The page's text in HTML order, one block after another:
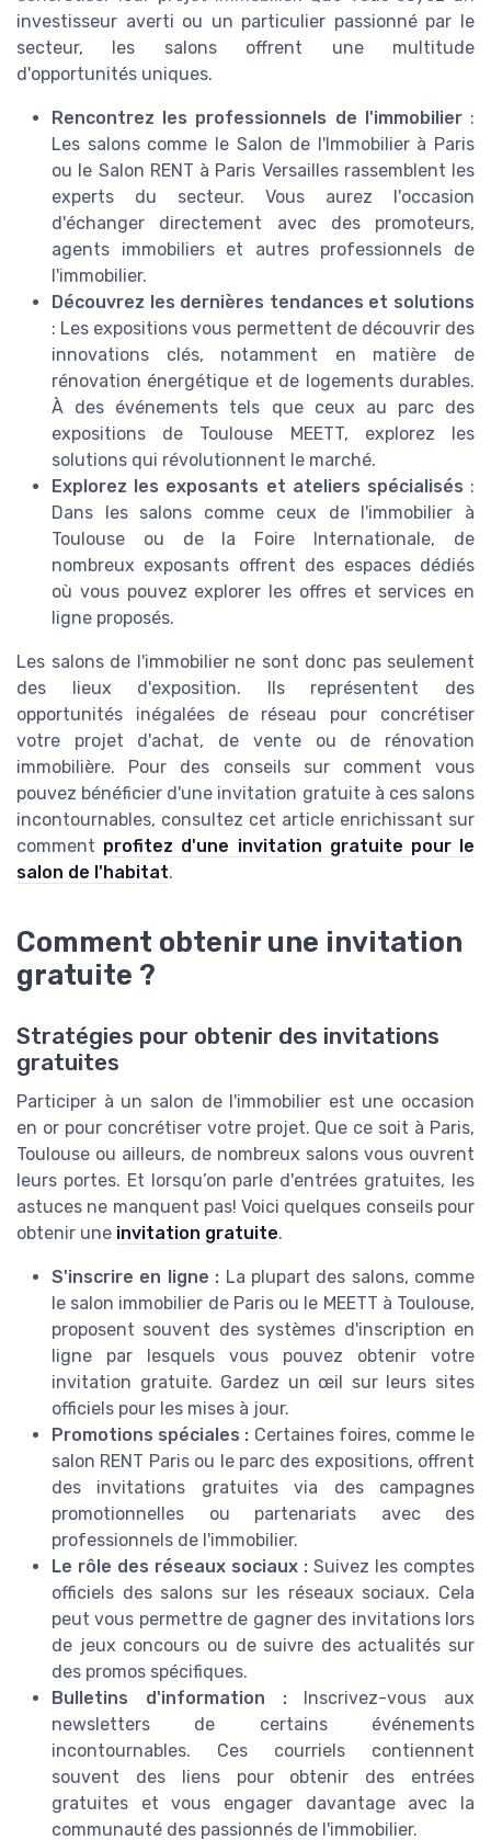
investisseur averti ou un particulier passionné par le
secteur, les salons offrent une multitude
d'opportunités uniques.
Rencontrez les professionnels de l'immobilier:
Les salons comme le Salon de l'Immobilier à Paris
ou le Salon RENT à Paris Versailles rassemblent les
experts du secteur. Vous aurez l'occasion
d'échanger directement avec des promoteurs,
agents immobiliers et autres professionnels de
l'immobilier.
Découvrez les dernières tendances et solutions
: Les expositions vous permettent de découvrir des
innovations clés, notamment en matière de
rénovation énergétique et de logements durables.
À des événements tels que ceux au parc des
expositions de Toulouse MEETT, explorez les
solutions qui révolutionnent le marché.
Explorez les exposants et ateliers spécialisés :
Dans les salons comme ceux de l'immobilier à
Toulouse ou de la Foire Internationale, de
nombreux exposants offrent des espaces dédiés
où vous pouvez explorer les offres et services en
ligne proposés.
Les salons de l'immobilier ne sont donc pas seulement
des lieux d'exposition. Ils représentent des
opportunités inégalées de réseau pour concrétiser
votre projet d'achat, de vente ou de rénovation
immobilière. Pour des conseils sur comment vous
pouvez bénéficier d'une invitation gratuite à ces salons
incontournables, consultez cet article enrichissant sur
comment profitez d'une invitation gratuite pour le
salon de l'habitat.
Comment obtenir une invitation
gratuite ?
Stratégies pour obtenir des invitations
gratuites
Participer à un salon de l'immobilier est une occasion
en or pour concrétiser votre projet. Que ce soit à Paris,
Toulouse ou ailleurs, de nombreux salons vous ouvrent
leurs portes. Et lorsqu’on parle d'entrées gratuites, les
astuces ne manquent pas! Voici quelques conseils pour
obtenir une invitation gratuite.
S'inscrire en ligne : La plupart des salons, comme
le salon immobilier de Paris ou le MEETT à Toulouse,
proposent souvent des systèmes d'inscription en
ligne par lesquels vous pouvez obtenir votre
invitation gratuite. Gardez un œil sur leurs sites
officiels pour les mises à jour.
Promotions spéciales : Certaines foires, comme le
salon RENT Paris ou le parc des expositions, offrent
des invitations gratuites via des campagnes
promotionnelles ou partenariats avec des
professionnels de l'immobilier.
Le rôle des réseaux sociaux : Suivez les comptes
officiels des salons sur les réseaux sociaux. Cela
peut vous permettre de gagner des invitations lors
de jeux concours ou de suivre des actualités sur
des promos spécifiques.
Bulletins d'information :Inscrivez-vous aux
newsletters de certains événements
incontournables. Ces courriels contiennent
souvent des liens pour obtenir des entrées
gratuites et vous engager davantage avec la
communauté des passionnés de l'immobilier.